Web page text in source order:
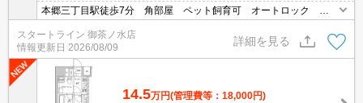
本郷三丁目駅徒歩7分 角部屋 ペット飼育可 オートロック 宅
配ボックス 浴室乾燥機 温水洗浄便座
スタートライン 御茶ノ水店
情報更新日 2026/08/09
詳細を見る
14.5万円(管理費等：18,000円)